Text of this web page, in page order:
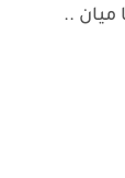
ميان ..